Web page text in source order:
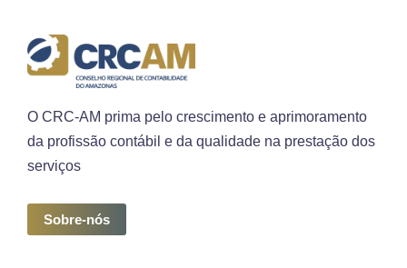
O CRC-AM prima pelo crescimento e aprimoramento
da profissão contábil e da qualidade na prestação dos
serviços
Sobre-nós